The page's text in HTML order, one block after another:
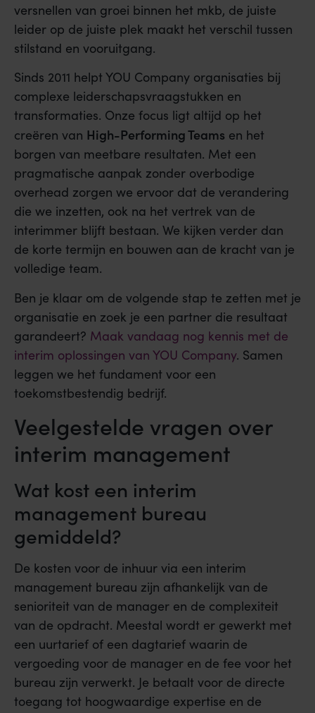
versnellen van groei binnen het mkb, de juiste
leider op de juiste plek maakt het verschil tussen
stilstand en vooruitgang.
Sinds 2011 helpt YOU Company organisaties bij
complexe leiderschapsvraagstukken en
transformaties. Onze focus ligt altijd op het
creëren van High-Performing Teams en het
borgen van meetbare resultaten. Met een
pragmatische aanpak zonder overbodige
overhead zorgen we ervoor dat de verandering
die we inzetten, ook na het vertrek van de
interimmer blijft bestaan. We kijken verder dan
de korte termijn en bouwen aan de kracht van je
volledige team.
Ben je klaar om de volgende stap te zetten met je
organisatie en zoek je een partner die resultaat
garandeert? Maak vandaag nog kennis met de
interim oplossingen van YOU Company. Samen
leggen we het fundament voor een
toekomstbestendig bedrijf.
Veelgestelde vragen over
interim management
Wat kost een interim
management bureau
gemiddeld?
De kosten voor de inhuur via een interim
management bureau zijn afhankelijk van de
senioriteit van de manager en de complexiteit
van de opdracht. Meestal wordt er gewerkt met
een uurtarief of een dagtarief waarin de
vergoeding voor de manager en de fee voor het
bureau zijn verwerkt. Je betaalt voor de directe
toegang tot hoogwaardige expertise en de